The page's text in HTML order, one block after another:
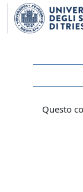
Vai al contenuto
Questo